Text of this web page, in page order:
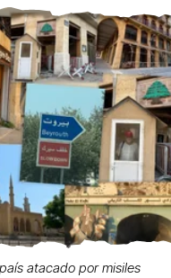
atacado por misiles